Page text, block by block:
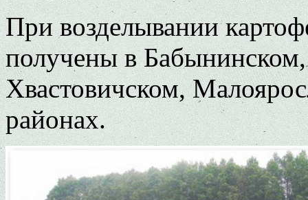
При возделывании
получены в
Хвастовичском,
районах.